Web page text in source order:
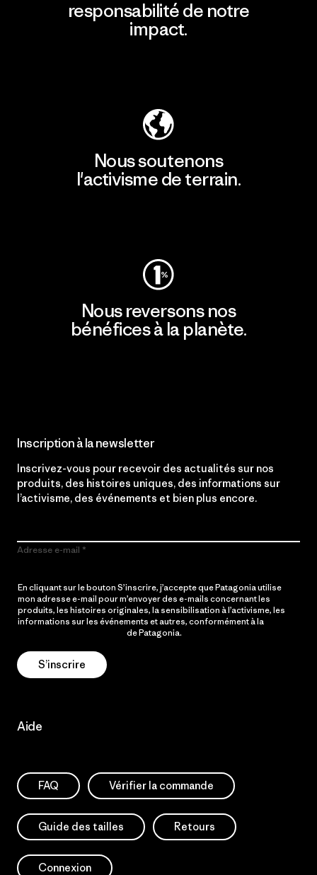
responsabilité de notre
impact.
Nous soutenons
l'activisme de terrain.
Nous reversons nos
bénéfices à la planète.
Inscription à la newsletter
Inscrivez-vous pour recevoir des actualités sur nos
produits, des histoires uniques, des informations sur
l’activisme, des événements et bien plus encore.
Adresse e-mail
En cliquant sur le bouton S’inscrire, j’accepte que Patagonia utilise
mon adresse e-mail pour m’envoyer des e-mails concernant les
produits, les histoires originales, la sensibilisation à l’activisme, les
informations sur les événements et autres, conformément à la
de Patagonia.
S’inscrire
Aide
FAQ Vérifier la commande
Guide des tailles Retours
Connexion